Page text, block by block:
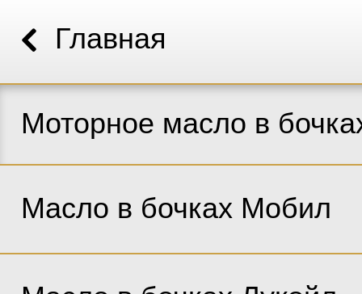
Главная
Моторное масло в
Масло в бочках Мобил